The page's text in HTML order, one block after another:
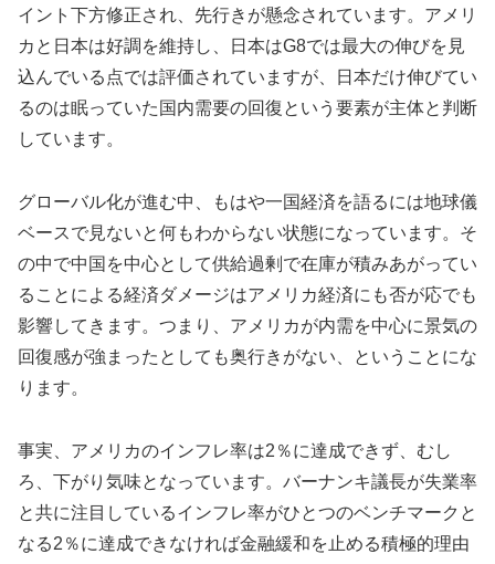
イント下方修正され、先行きが懸念されています。アメリ
カと日本は好調を維持し、日本はG8では最大の伸びを見
込んでいる点では評価されていますが、日本だけ伸びてい
るのは眠っていた国内需要の回復という要素が主体と判断
しています。
グローバル化が進む中、もはや一国経済を語るには地球儀
ベースで見ないと何もわからない状態になっています。そ
の中で中国を中心として供給過剰で在庫が積みあがってい
ることによる経済ダメージはアメリカ経済にも否が応でも
影響してきます。つまり、アメリカが内需を中心に景気の
回復感が強まったとしても奥行きがない、ということにな
ります。
事実、アメリカのインフレ率は2％に達成できず、むし
ろ、下がり気味となっています。バーナンキ議長が失業率
と共に注目しているインフレ率がひとつのベンチマークと
なる2％に達成できなければ金融緩和を止める積極的理由